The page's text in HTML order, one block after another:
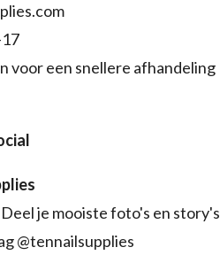
voor een snellere afhandeling
je mooiste foto's en story's
@tennailsupplies